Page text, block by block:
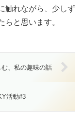
触れながら、少しず
と思います。
、私の趣味の話
活動#3